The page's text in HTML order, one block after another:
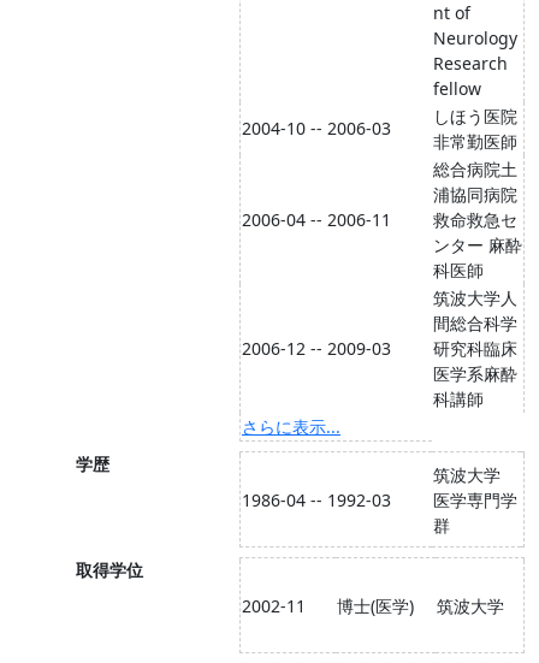
nt of
Neurology
Research
fellow
2004-10 -- 2006-03
しほう医院
非常勤医師
2006-04 -- 2006-11
総合病院土
浦協同病院
救命救急セ
ンター 麻酔
科医師
2006-12 -- 2009-03
筑波大学人
間総合科学
研究科臨床
医学系麻酔
科講師
さらに表示...
学歴
1986-04 -- 1992-03
筑波大学
医学専門学
群
取得学位
2002-11
博士(医学) 筑波大学